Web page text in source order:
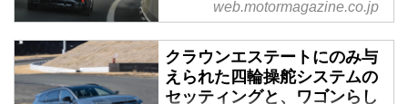
ターマガジン
およそ10年ぶりにフルモデルチェ
ンジが実施されたアウディのA4
改めA5。時に等しくBMWの3シ
リーズも2度目のマイナーチェン
web.motormagazine.co.jp
クラウンエステートにのみ与
えられた四輪操舵システムの
セッティングと、ワゴンらし